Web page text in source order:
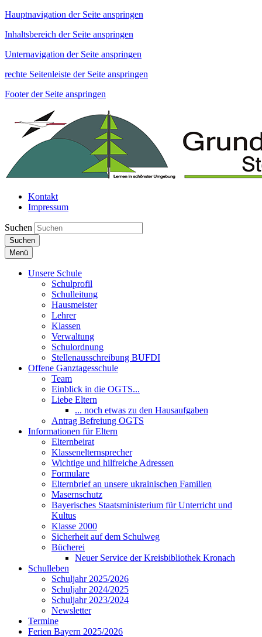
Hauptnavigation der Seite anspringen
Inhaltsbereich der Seite anspringen
Unternavigation der Seite anspringen
rechte Seitenleiste der Seite anspringen
Footer der Seite anspringen
Kontakt
Impressum
Suchen
Suchen
Menü
Unsere Schule
Schulprofil
Schulleitung
Hausmeister
Lehrer
Klassen
Verwaltung
Schulordnung
Stellenausschreibung BUFDI
Offene Ganztagesschule
Team
Einblick in die OGTS...
Liebe Eltern
... noch etwas zu den Hausaufgaben
Antrag Befreiung OGTS
Informationen für Eltern
Elternbeirat
Klassenelternsprecher
Wichtige und hilfreiche Adressen
Formulare
Elternbrief an unsere ukrainischen Familien
Masernschutz
Bayerisches Staatsministerium für Unterricht und
Kultus
Klasse 2000
Sicherheit auf dem Schulweg
Bücherei
Neuer Service der Kreisbibliothek Kronach
Schulleben
Schuljahr 2025/2026
Schuljahr 2024/2025
Schuljahr 2023/2024
Newsletter
Termine
Ferien Bayern 2025/2026